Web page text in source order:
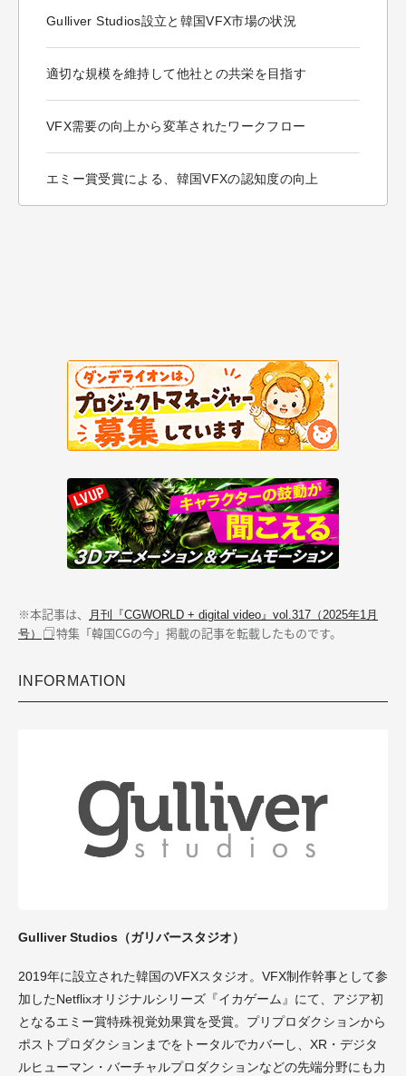
Gulliver Studios設立と韓国VFX市場の状況
適切な規模を維持して他社との共栄を目指す
VFX需要の向上から変革されたワークフロー
エミー賞受賞による、韓国VFXの認知度の向上
※本記事は、
月刊『CGWORLD + digital video』vol.317（2025年1月
号）
特集「韓国CGの今」掲載の記事を転載したものです。
INFORMATION
Gulliver Studios（ガリバースタジオ）
2019年に設立された韓国のVFXスタジオ。VFX制作幹事として参
加したNetflixオリジナルシリーズ『イカゲーム』にて、アジア初
となるエミー賞特殊視覚効果賞を受賞。プリプロダクションから
ポストプロダクションまでをトータルでカバーし、XR・デジタ
ルヒューマン・バーチャルプロダクションなどの先端分野にも力